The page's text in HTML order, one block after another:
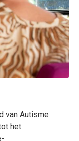
van Autisme
het